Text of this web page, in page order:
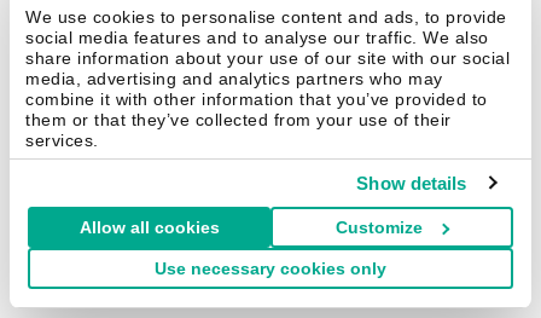
We use cookies to personalise content and ads, to provide
social media features and to analyse our traffic. We also
share information about your use of our site with our social
media, advertising and analytics partners who may
combine it with other information that you’ve provided to
them or that they’ve collected from your use of their
services.
Show details
Allow all cookies Customize
Use necessary cookies only
Trojan-stealer SparkCat
infiltreert App Store en Google
Play, steelt gegevens van foto’s
We hebben apps ontdekt in de officiële appstores van
Apple en Google die gegevens van cryptovalutawallets
stelen door foto’s te analyseren.
februari 13, 2025